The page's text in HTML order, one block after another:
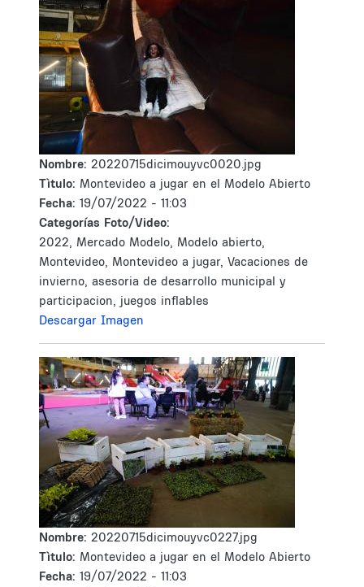
Nombre: 20220715dicimouyvc0020.jpg
Tìtulo: Montevideo a jugar en el Modelo Abierto
Fecha: 19/07/2022 - 11:03
Categorías Foto/Video:
2022, Mercado Modelo, Modelo abierto,
Montevideo, Montevideo a jugar, Vacaciones de
invierno, asesoria de desarrollo municipal y
participacion, juegos inflables
Descargar Imagen
Nombre: 20220715dicimouyvc0227.jpg
Tìtulo: Montevideo a jugar en el Modelo Abierto
Fecha: 19/07/2022 - 11:03